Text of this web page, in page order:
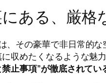
ある、厳格
、その豪華で非日常的
収めたくなるような魅
止事項”が徹底されて